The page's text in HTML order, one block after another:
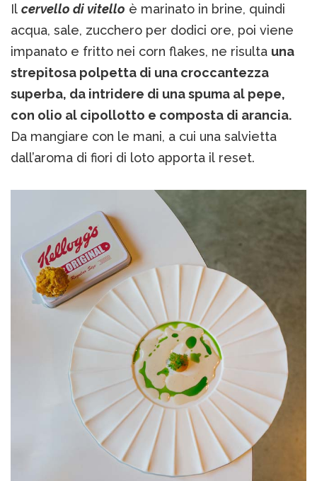
Il cervello di vitello è marinato in brine, quindi
acqua, sale, zucchero per dodici ore, poi viene
impanato e fritto nei corn flakes, ne risulta una
strepitosa polpetta di una croccantezza
superba, da intridere di una spuma al pepe,
con olio al cipollotto e composta di arancia.
Da mangiare con le mani, a cui una salvietta
dall’aroma di fiori di loto apporta il reset.